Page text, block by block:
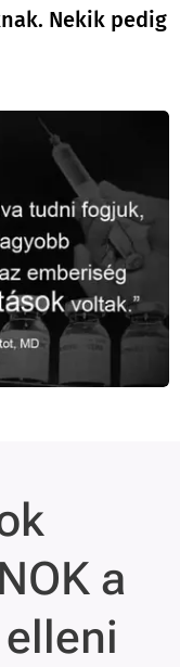
Nekik pedig
a